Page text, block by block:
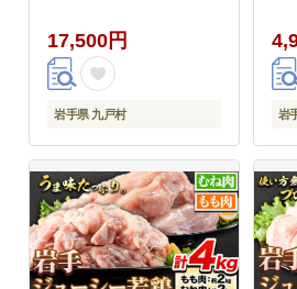
isk_fkoshmset_30d_22_17500-
--
17,500円
岩手県 九戸村
--
岩